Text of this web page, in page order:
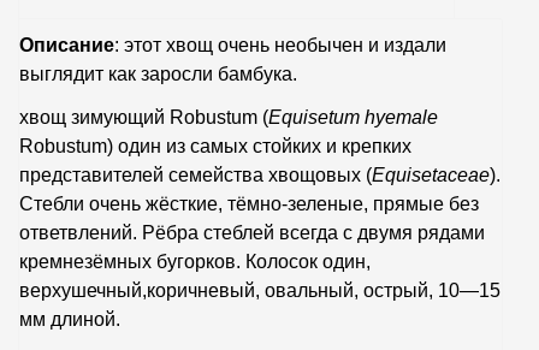
Описание: этот хвощ очень необычен и издали
выглядит как заросли бамбука.
хвощ зимующий Robustum (Equisetum hyemale
Robustum) один из самых стойких и крепких
представителей семейства хвощовых (Equisetaceae).
Стебли очень жёсткие, тёмно-зеленые, прямые без
ответвлений. Рёбра стеблей всегда с двумя рядами
кремнезёмных бугорков. Колосок один,
верхушечный,коричневый, овальный, острый, 10—15
мм длиной.